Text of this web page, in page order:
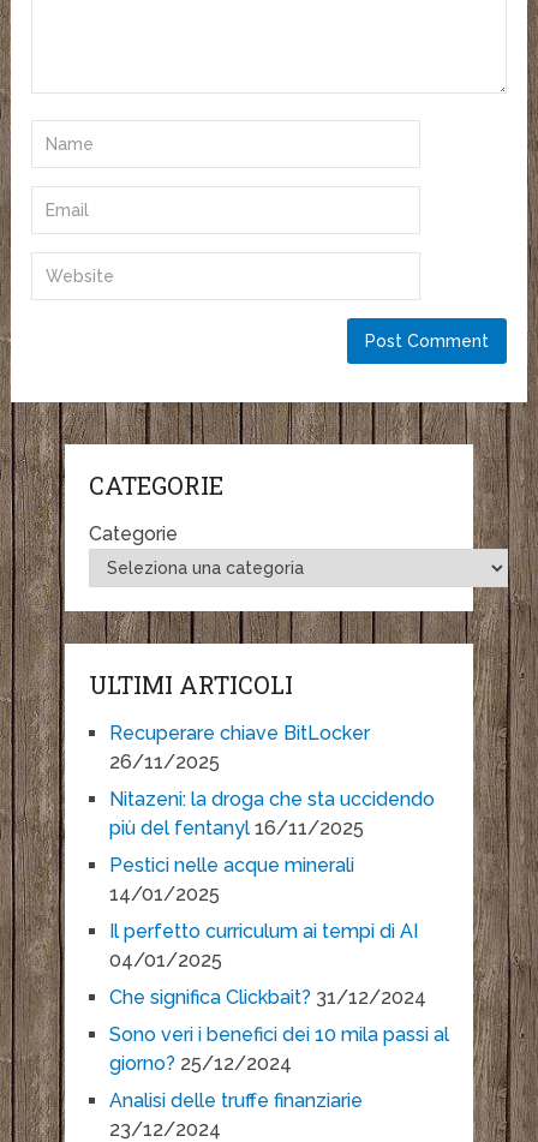
CATEGORIE
Categorie
ULTIMI ARTICOLI
Recuperare chiave BitLocker
26/11/2025
Nitazeni: la droga che sta uccidendo
più del fentanyl 16/11/2025
Pestici nelle acque minerali
14/01/2025
Il perfetto curriculum ai tempi di AI
04/01/2025
Che significa Clickbait? 31/12/2024
Sono veri i benefici dei 10 mila passi al
giorno? 25/12/2024
Analisi delle truffe finanziarie
23/12/2024